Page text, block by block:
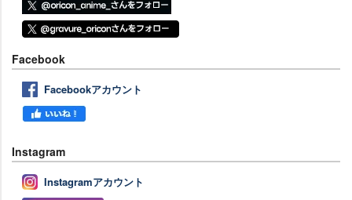
Facebook
Facebookアカウント
Instagram
Instagramアカウント